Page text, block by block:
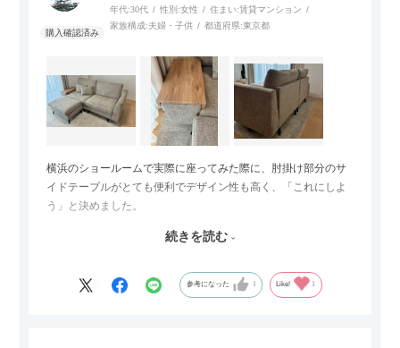
年代:30代 性別:女性 住まい:賃貸マンション
家族構成:夫婦・子供 都道府県:東京都
横浜のショールームで実際に座ってみた際に、肘掛け部分のサ
イドテーブルがとても便利でデザイン性も高く、「これにしよ
う」と決めました。
サイズは2.5人掛けですが、幅184cmとコンパクトなので圧迫感
グとのバランスもぴったりで、リビング全体がすっきり見えま
続きを読む
参考になった Like!